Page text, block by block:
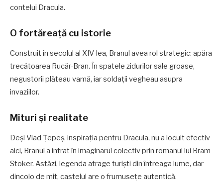
contelui Dracula.
O fortăreață cu istorie
Construit în secolul al XIV-lea, Branul avea rol strategic: apăra
trecătoarea Rucăr-Bran. În spatele zidurilor sale groase,
negustorii plăteau vamă, iar soldații vegheau asupra
invaziilor.
Mituri și realitate
Deși Vlad Țepeș, inspirația pentru Dracula, nu a locuit efectiv
aici, Branul a intrat în imaginarul colectiv prin romanul lui Bram
Stoker. Astăzi, legenda atrage turiști din întreaga lume, dar
dincolo de mit, castelul are o frumusețe autentică.